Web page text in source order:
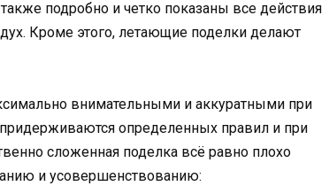
подробно и четко показаны все действия
Кроме этого, летающие поделки делают
внимательными и аккуратными при
определенных правил и при
сложенная поделка всё равно плохо
и усовершенствованию: